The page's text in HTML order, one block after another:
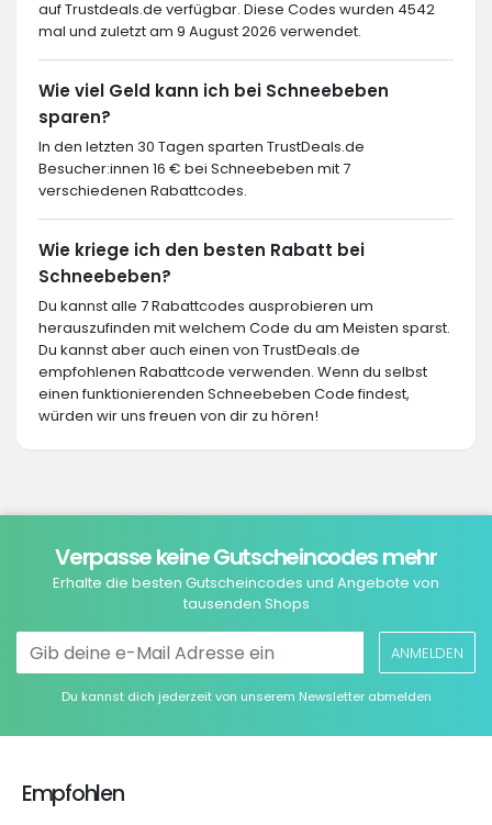
auf Trustdeals.de verfügbar. Diese Codes wurden 4542
mal und zuletzt am 9 August 2026 verwendet.
Wie viel Geld kann ich bei Schneebeben
sparen?
In den letzten 30 Tagen sparten TrustDeals.de
Besucher:innen 16 € bei Schneebeben mit 7
verschiedenen Rabattcodes.
Wie kriege ich den besten Rabatt bei
Schneebeben?
Du kannst alle 7 Rabattcodes ausprobieren um
herauszufinden mit welchem Code du am Meisten sparst.
Du kannst aber auch einen von TrustDeals.de
empfohlenen Rabattcode verwenden. Wenn du selbst
einen funktionierenden Schneebeben Code findest,
würden wir uns freuen von dir zu hören!
Verpasse keine Gutscheincodes mehr
Erhalte die besten Gutscheincodes und Angebote von
tausenden Shops
ANMELDEN
Du kannst dich jederzeit von unserem Newsletter abmelden
Empfohlen